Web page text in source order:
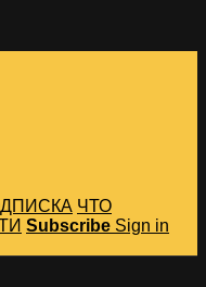
ЧТО
Subscribe Sign in